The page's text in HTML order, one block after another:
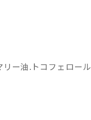
ー油.トコフェロール